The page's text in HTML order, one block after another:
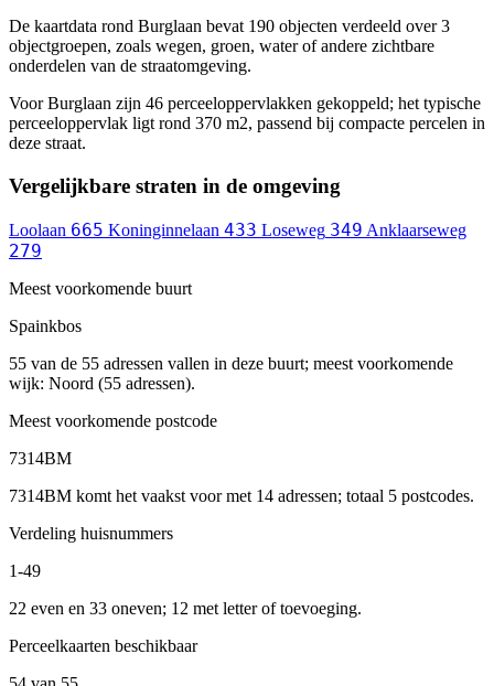
De kaartdata rond Burglaan bevat 190 objecten verdeeld over 3
objectgroepen, zoals wegen, groen, water of andere zichtbare
onderdelen van de straatomgeving.
Voor Burglaan zijn 46 perceeloppervlakken gekoppeld; het typische
perceeloppervlak ligt rond 370 m2, passend bij compacte percelen in
deze straat.
Vergelijkbare straten in de omgeving
Loolaan 665 Koninginnelaan 433 Loseweg 349 Anklaarseweg
279
Meest voorkomende buurt
Spainkbos
55 van de 55 adressen vallen in deze buurt; meest voorkomende
wijk: Noord (55 adressen).
Meest voorkomende postcode
7314BM
7314BM komt het vaakst voor met 14 adressen; totaal 5 postcodes.
Verdeling huisnummers
1-49
22 even en 33 oneven; 12 met letter of toevoeging.
Perceelkaarten beschikbaar